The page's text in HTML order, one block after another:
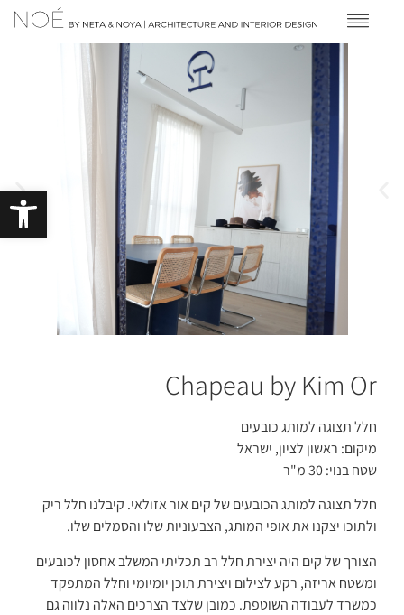
פתח
Chapeau by Kim Or
חלל תצוגה למותג כובעים
מיקום: ראשון לציון, ישראל
שטח בנוי: 30 מ"ר
חלל תצוגה למותג הכובעים של קים אור אזולאי. קיבלנו חלל ריק
ולתוכו יצקנו את אופי המותג, הצבעוניות שלו והסמלים שלו.
הצורך של קים היה יצירת חלל רב תכליתי המשלב אחסון לכובעים
ומשטח אריזה, רקע לצילום ויצירת תוכן יומיומי וחלל המתפקד
כמשרד לעבודה השוטפת. כמובן שלצד הצרכים האלה נלווה גם